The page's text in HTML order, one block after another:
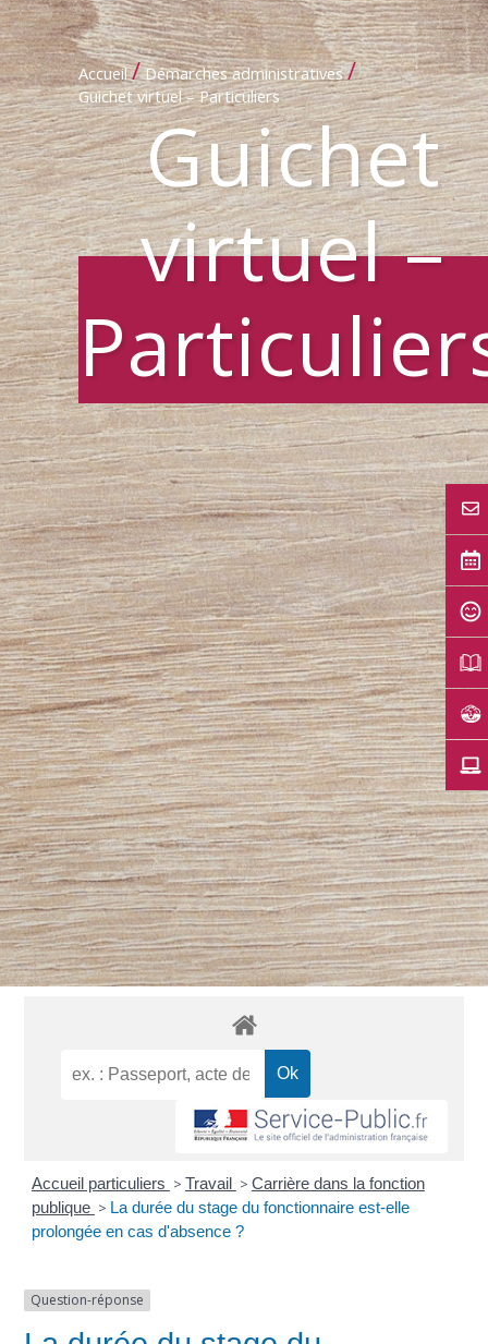
Accueil / Démarches administratives /
Guichet virtuel – Particuliers
Guichet
virtuel –
Accueil particuliers > Travail > Carrière dans la fonction
publique > La durée du stage du fonctionnaire est-elle
prolongée en cas d'absence ?
Question-réponse